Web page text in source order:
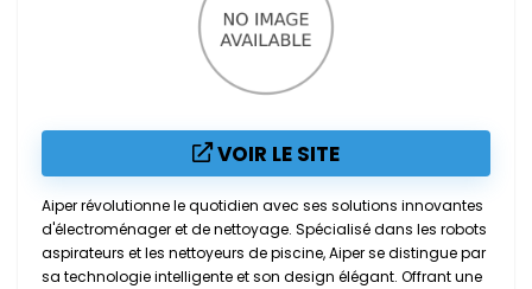
VOIR LE SITE
Aiper révolutionne le quotidien avec ses solutions innovantes
d'électroménager et de nettoyage. Spécialisé dans les robots
aspirateurs et les nettoyeurs de piscine, Aiper se distingue par
sa technologie intelligente et son design élégant. Offrant une